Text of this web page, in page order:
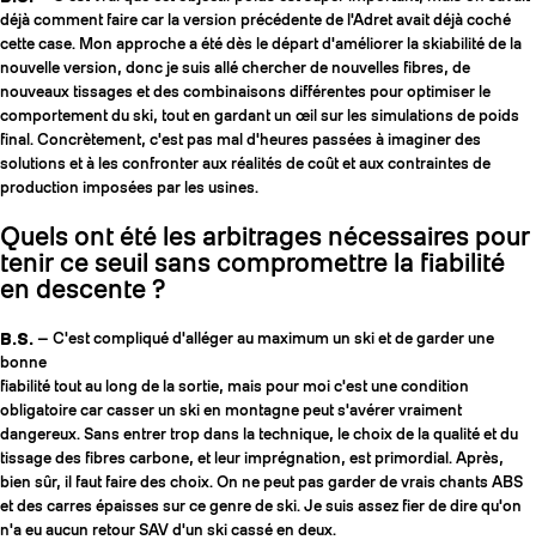
déjà comment faire car la version précédente de l'Adret avait déjà coché
cette case. Mon approche a été dès le départ d'améliorer la skiabilité de la
nouvelle version, donc je suis allé chercher de nouvelles fibres, de
nouveaux tissages et des combinaisons différentes pour optimiser le
comportement du ski, tout en gardant un œil sur les simulations de poids
final. Concrètement, c'est pas mal d'heures passées à imaginer des
solutions et à les confronter aux réalités de coût et aux contraintes de
production imposées par les usines.
Quels ont été les arbitrages nécessaires pour
tenir ce seuil sans compromettre la fiabilité
en descente ?
B.S. — C'est compliqué d'alléger au maximum un ski et de garder une
bonne
fiabilité tout au long de la sortie, mais pour moi c'est une condition
obligatoire car casser un ski en montagne peut s'avérer vraiment
dangereux. Sans entrer trop dans la technique, le choix de la qualité et du
tissage des fibres carbone, et leur imprégnation, est primordial. Après,
bien sûr, il faut faire des choix. On ne peut pas garder de vrais chants ABS
et des carres épaisses sur ce genre de ski. Je suis assez fier de dire qu'on
n'a eu aucun retour SAV d'un ski cassé en deux.